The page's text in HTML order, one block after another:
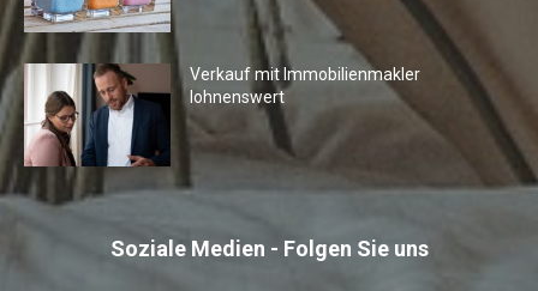
Verkauf mit Immobilienmakler
lohnenswert
Soziale Medien - Folgen Sie uns